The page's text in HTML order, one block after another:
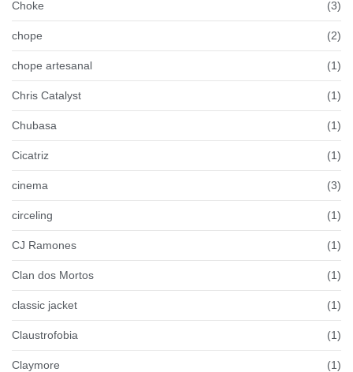
Choke (3)
chope (2)
chope artesanal (1)
Chris Catalyst (1)
Chubasa (1)
Cicatriz (1)
cinema (3)
circeling (1)
CJ Ramones (1)
Clan dos Mortos (1)
classic jacket (1)
Claustrofobia (1)
Claymore (1)